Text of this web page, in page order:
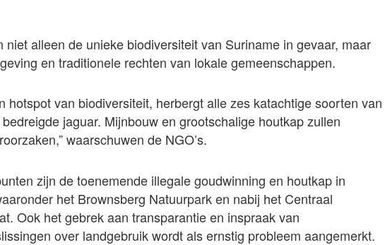
niet alleen de unieke biodiversiteit van Suriname in gevaar, maar
en traditionele rechten van lokale gemeenschappen.
hotspot van biodiversiteit, herbergt alle zes katachtige soorten van
jaguar. Mijnbouw en grootschalige houtkap zullen
waarschuwen de NGO’s.
zijn de toenemende illegale goudwinning en houtkap in
het Brownsberg Natuurpark en nabij het Centraal
Ook het gebrek aan transparantie en inspraak van
over landgebruik wordt als ernstig probleem aangemerkt.